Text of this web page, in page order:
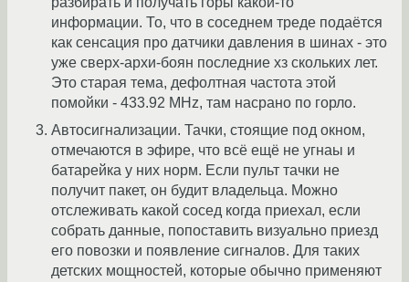
информации. То, что в соседнем треде подаётся
как сенсация про датчики давления в шинах - это
уже сверх-архи-боян последние хз скольких лет.
Это старая тема, дефолтная частота этой
помойки - 433.92 MHz, там насрано по горло.
Автосигнализации. Тачки, стоящие под окном,
отмечаются в эфире, что всё ещё не угнаы и
батарейка у них норм. Если пульт тачки не
получит пакет, он будит владельца. Можно
отслеживать какой сосед когда приехал, если
собрать данные, попоставить визуально приезд
его повозки и появление сигналов. Для таких
детских мощностей, которые обычно применяют